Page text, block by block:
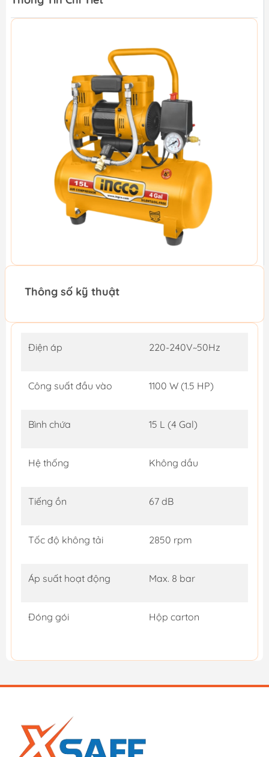
Thông số kỹ thuật
Điện áp 220-240V~50Hz
Công suất đầu vào 1100 W (1.5 HP)
Bình chứa 15 L (4 Gal)
Hệ thống Không dầu
Tiếng ồn 67 dB
Tốc độ không tải 2850 rpm
Áp suất hoạt động Max. 8 bar
Đóng gói Hộp carton